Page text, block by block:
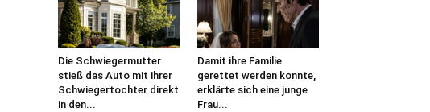
Die Schwiegermutter
stieß das Auto mit ihrer
Schwiegertochter direkt
in den...
Damit ihre Familie
gerettet werden konnte,
erklärte sich eine junge
Frau...